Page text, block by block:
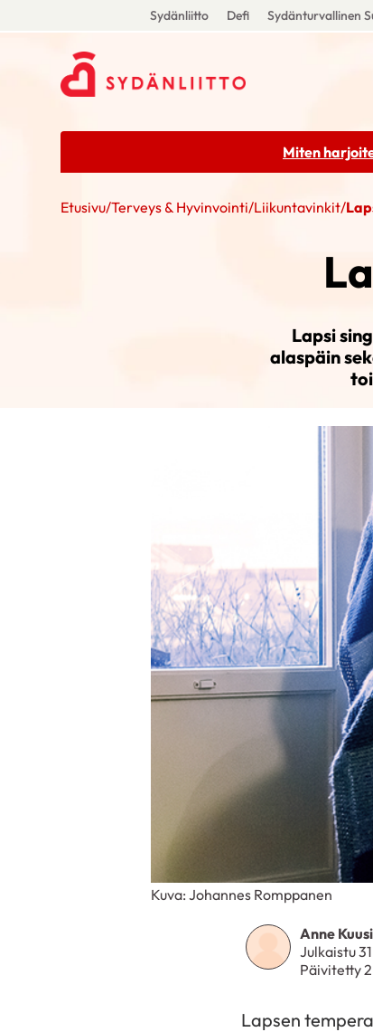
Sydänliitto Defi Sydänturvallinen
Miten
Etusivu/Terveys & Hyvinvointi/Liikuntavinkit/
Lapsi
alaspäin
Anne
Julkaistu
Päivitetty
Kuva: Johannes Romppanen
Lapsen